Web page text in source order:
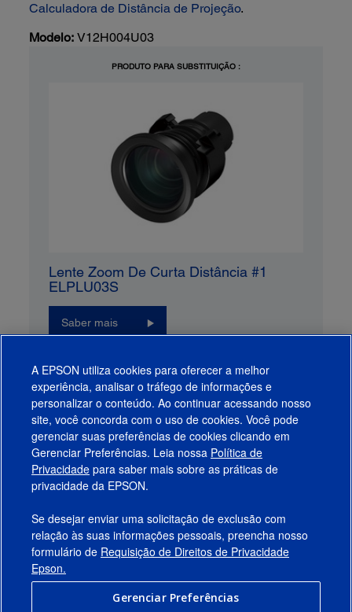
Calculadora de Distância de Projeção.
Modelo: V12H004U03
PRODUTO PARA SUBSTITUIÇÃO :
Lente Zoom De Curta Distância #1
ELPLU03S
Saber mais
Funciona Com
Produtos
Suporte
Links Sugeridos
Empresa
Conecte-se com a Epson
A EPSON utiliza cookies para oferecer a melhor
experiência, analisar o tráfego de informações e
personalizar o conteúdo. Ao continuar acessando nosso
site, você concorda com o uso de cookies. Você pode
gerenciar suas preferências de cookies clicando em
Gerenciar Preferências. Leia nossa Política de
Privacidade para saber mais sobre as práticas de
privacidade da EPSON.
Se desejar enviar uma solicitação de exclusão com
relação às suas informações pessoais, preencha nosso
formulário de Requisição de Direitos de Privacidade
Epson.
Gerenciar Preferências